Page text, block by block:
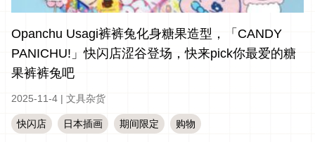
Opanchu Usagi裤裤兔化身糖果造型，「CANDY
PANICHU!」快闪店涩谷登场，快来pick你最爱的糖
果裤裤兔吧
2025-11-4 | 文具杂货
快闪店 日本插画 期间限定 购物